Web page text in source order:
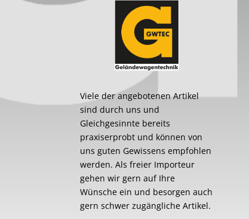
Viele der angebotenen Artikel
sind durch uns und
Gleichgesinnte bereits
praxiserprobt und können von
uns guten Gewissens empfohlen
werden. Als freier Importeur
gehen wir gern auf Ihre
Wünsche ein und besorgen auch
gern schwer zugängliche Artikel.